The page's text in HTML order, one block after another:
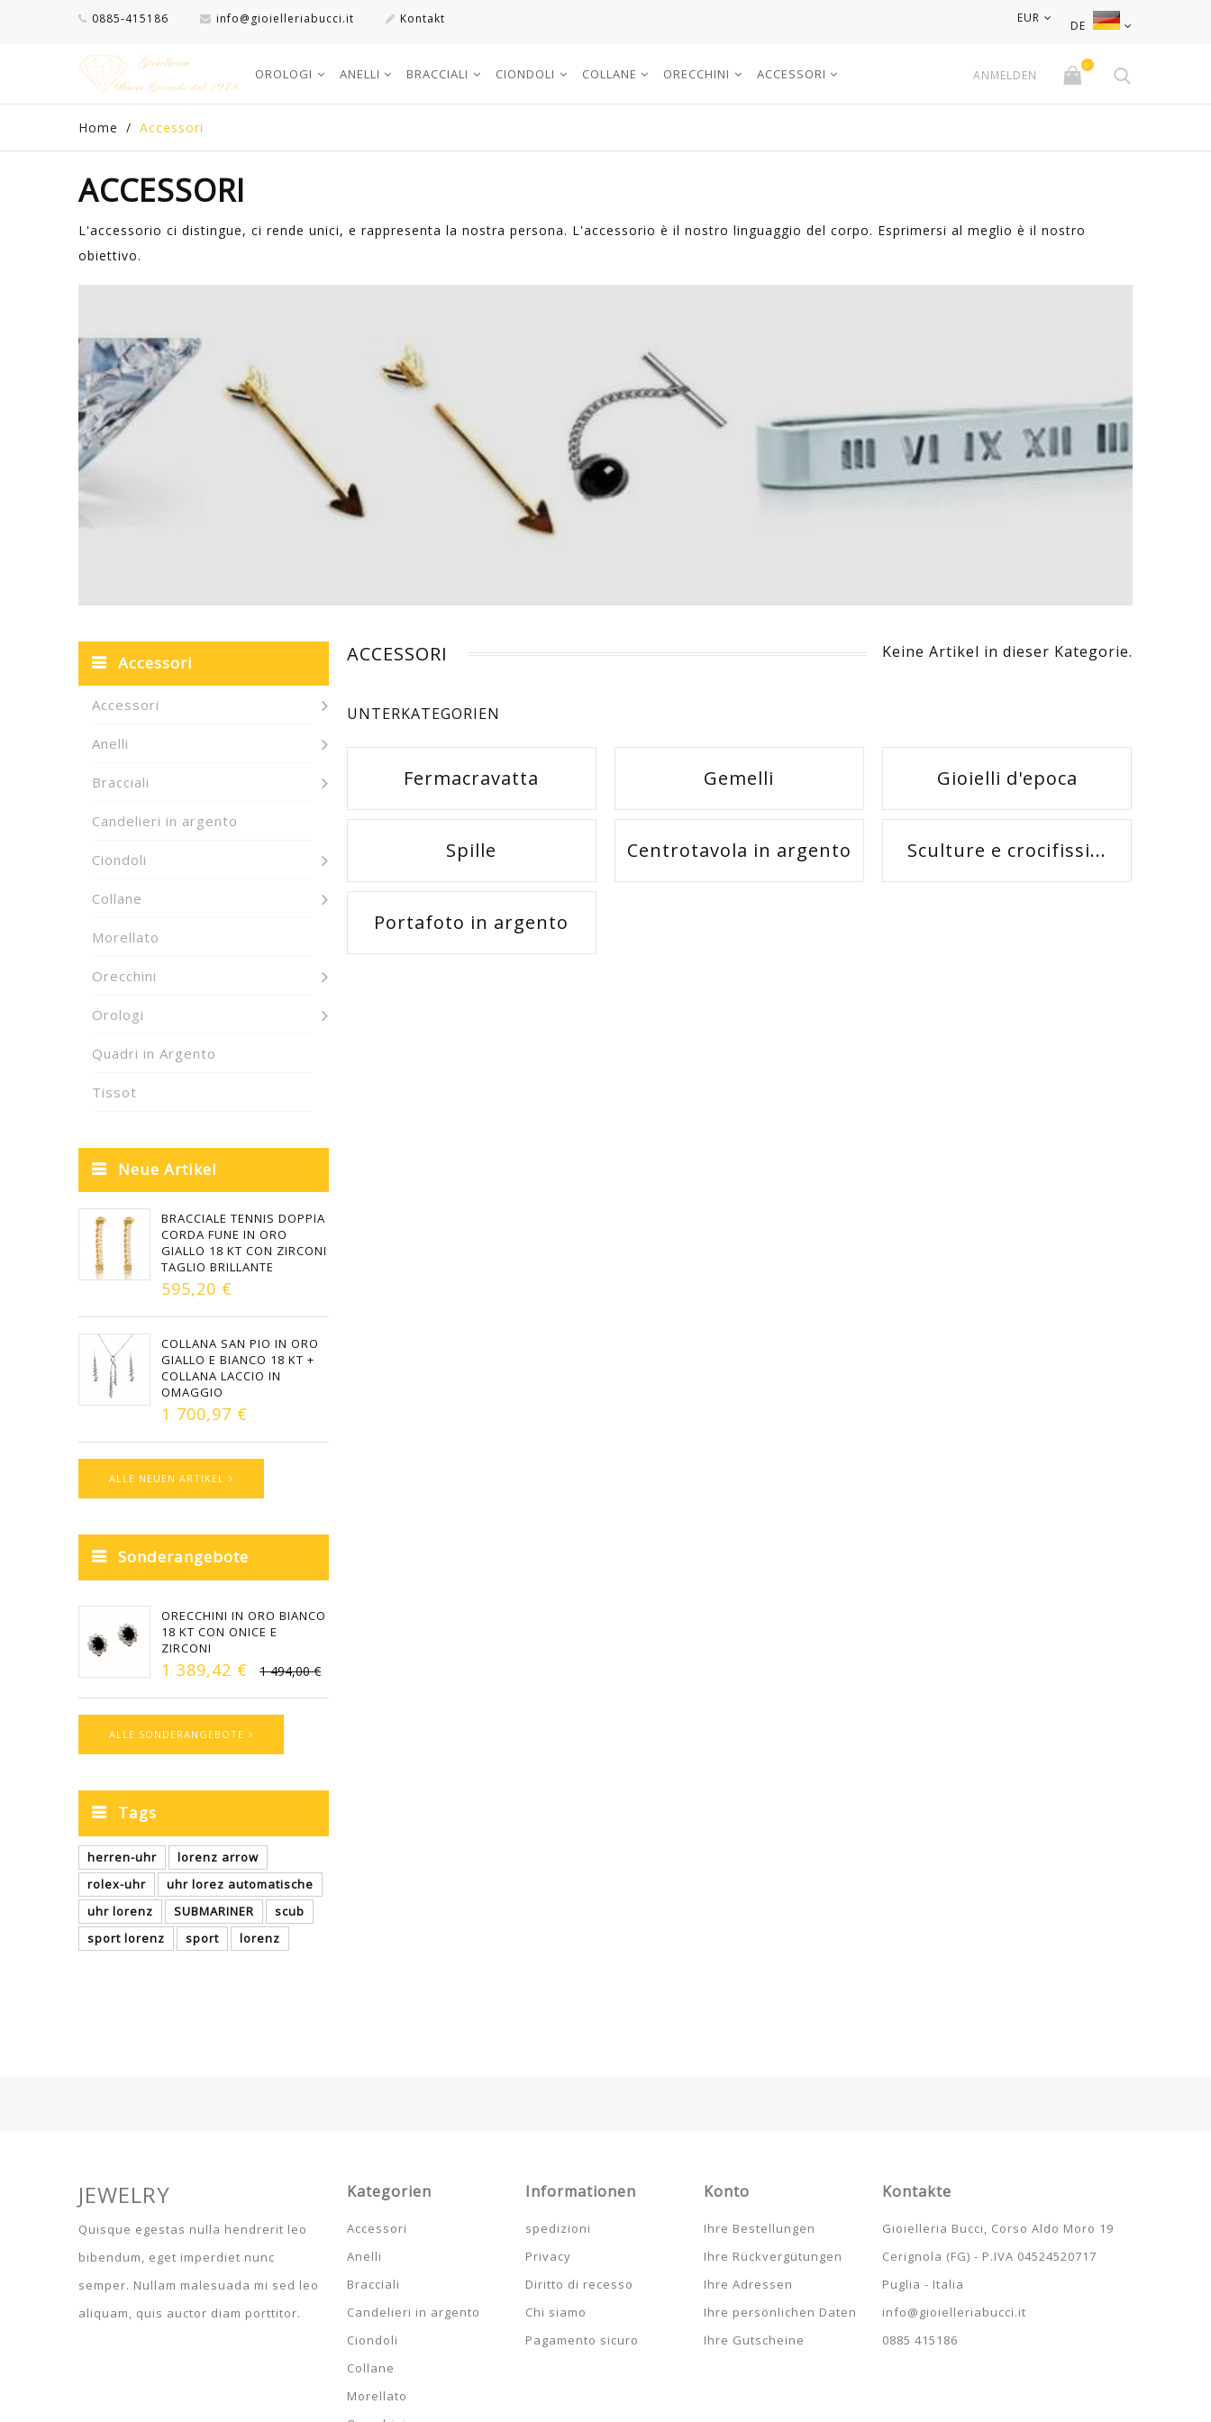
0885-415186 info@gioielleriabucci.it Kontakt DE
EUR
OROLOGI ANELLI BRACCIALI CIONDOLI COLLANE ORECCHINI ACCESSORI ANMELDEN
0
Home / Accessori
ACCESSORI
L'accessorio ci distingue, ci rende unici, e rappresenta la nostra persona. L'accessorio è il nostro linguaggio del corpo. Esprimersi al meglio è il nostro
obiettivo.
Accessori
Accessori
Anelli
Bracciali
Candelieri in argento
Ciondoli
Collane
Morellato
Orecchini
Orologi
Quadri in Argento
Tissot
Neue Artikel
BRACCIALE TENNIS DOPPIA
CORDA FUNE IN ORO
GIALLO 18 KT CON ZIRCONI
TAGLIO BRILLANTE
595,20 €
COLLANA SAN PIO IN ORO
GIALLO E BIANCO 18 KT +
COLLANA LACCIO IN
OMAGGIO
1 700,97 €
ALLE NEUEN ARTIKEL
Sonderangebote
ORECCHINI IN ORO BIANCO
18 KT CON ONICE E
ZIRCONI
1 389,42 € 1 494,00 €
ALLE SONDERANGEBOTE
Tags
herren-uhr
lorenz arrow
rolex-uhr
uhr lorez automatische
uhr lorenz
SUBMARINER
scub
sport lorenz
sport lorenz
ACCESSORI Keine Artikel in dieser Kategorie.
UNTERKATEGORIEN
Fermacravatta Gemelli Gioielli d'epoca
Spille Centrotavola in argento Sculture e crocifissi...
Portafoto in argento
JEWELRY
Quisque egestas nulla hendrerit leo
bibendum, eget imperdiet nunc
semper. Nullam malesuada mi sed leo
aliquam, quis auctor diam porttitor.
Kategorien
Accessori
Anelli
Bracciali
Candelieri in argento
Ciondoli
Collane
Morellato
Informationen
spedizioni
Privacy
Diritto di recesso
Chi siamo
Pagamento sicuro
Konto
Ihre Bestellungen
Ihre Rückvergütungen
Ihre Adressen
Ihre persönlichen Daten
Ihre Gutscheine
Kontakte
Gioielleria Bucci, Corso Aldo Moro 19
Cerignola (FG) - P.IVA 04524520717
Puglia - Italia
info@gioielleriabucci.it
0885 415186